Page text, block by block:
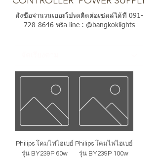
สั่งซื้อจำนวนเยอะโปรดติดต่อเซลล์ได้ที่ 091-
728-8646หรือ line : @bangkoklights
Philips โคมไฟไฮเบย์
รุ่น BY239P 60w
Philips โคมไฟไฮเบย์
รุ่น BY239P 100w